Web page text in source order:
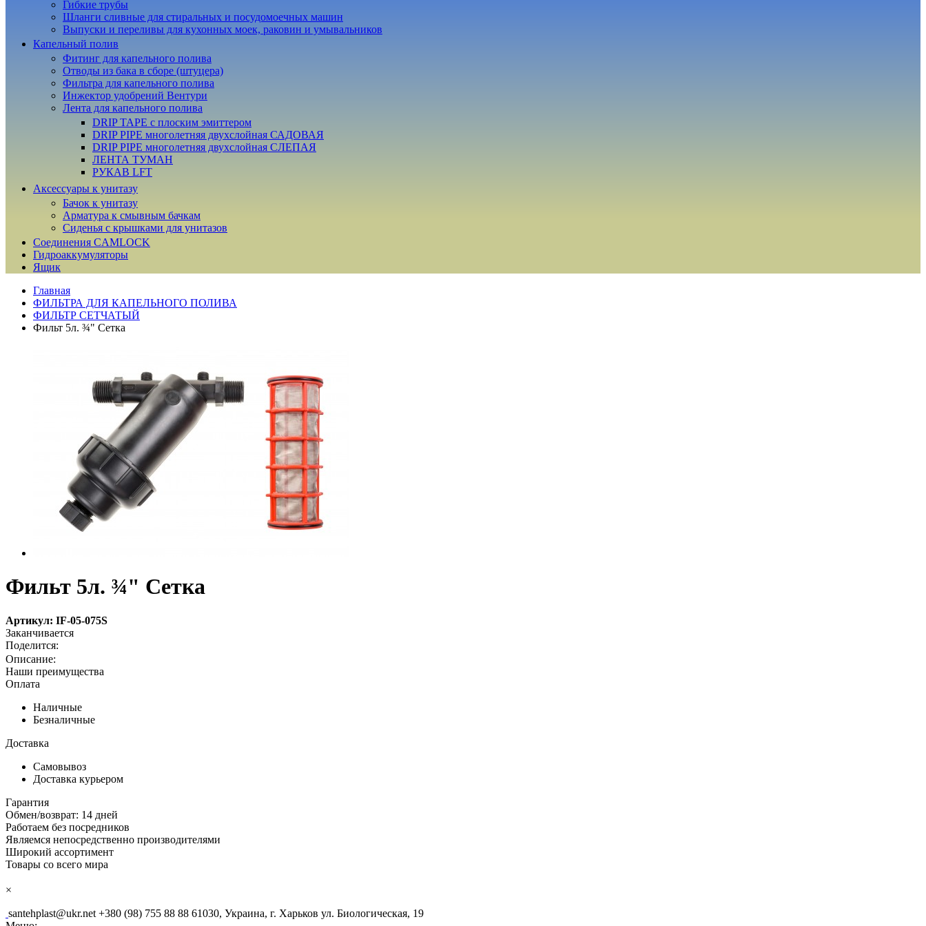
Гибкие трубы
Шланги сливные для стиральных и посудомоечных машин
Выпуски и переливы для кухонных моек, раковин и умывальников
Капельный полив
Фитинг для капельного полива
Отводы из бака в сборе (штуцера)
Фильтра для капельного полива
Инжектор удобрений Вентури
Лента для капельного полива
DRIP TAPE с плоским эмиттером
DRIP PIPE многолетняя двухслойная САДОВАЯ
DRIP PIPE многолетняя двухслойная СЛЕПАЯ
ЛЕНТА ТУМАН
РУКАВ LFT
Аксессуары к унитазу
Бачок к унитазу
Арматура к смывным бачкам
Сиденья с крышками для унитазов
Соединения CAMLOCK
Гидроаккумуляторы
Ящик
Главная
ФИЛЬТРА ДЛЯ КАПЕЛЬНОГО ПОЛИВА
ФИЛЬТР СЕТЧАТЫЙ
Фильт 5л. ¾" Сетка
Фильт 5л. ¾" Сетка
Артикул: IF-05-075S
Заканчивается
Наши преимущества
Оплата
Наличные
Безналичные
Доставка
Самовывоз
Доставка курьером
Гарантия
Обмен/возврат: 14 дней
Работаем без посредников
Являемся непосредственно производителями
Широкий ассортимент
Товары со всего мира
×
santehplast@ukr.net +380 (98) 755 88 88 61030, Украина, г. Харьков ул. Биологическая, 19